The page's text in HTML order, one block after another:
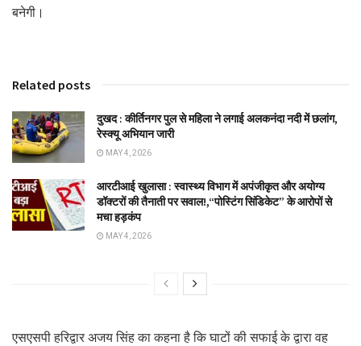
बनेगी।
Related posts
दुखद : कीर्तिनगर पुल से महिला ने लगाई अलकनंदा नदी में छलांग,
रेस्क्यू अभियान जारी
MAY 4, 2026
आरटीआई खुलासा : स्वास्थ्य विभाग में अपंजीकृत और अयोग्य
डॉक्टरों की तैनाती पर सवाल!,“पोस्टिंग सिंडिकेट” के आरोपों से
मचा हड़कंप
MAY 4, 2026
एसएसपी हरिद्वार अजय सिंह का कहना है कि घाटों की सफाई के द्वारा वह